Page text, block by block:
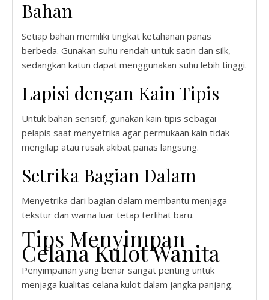
Bahan
Setiap bahan memiliki tingkat ketahanan panas
berbeda. Gunakan suhu rendah untuk satin dan silk,
sedangkan katun dapat menggunakan suhu lebih tinggi.
Lapisi dengan Kain Tipis
Untuk bahan sensitif, gunakan kain tipis sebagai
pelapis saat menyetrika agar permukaan kain tidak
mengilap atau rusak akibat panas langsung.
Setrika Bagian Dalam
Menyetrika dari bagian dalam membantu menjaga
tekstur dan warna luar tetap terlihat baru.
Tips Menyimpan
Celana Kulot Wanita
Penyimpanan yang benar sangat penting untuk
menjaga kualitas celana kulot dalam jangka panjang.